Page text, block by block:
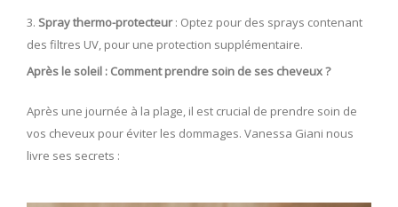
Spray thermo-protecteur: Optez pour des sprays contenant
des filtres UV, pour une protection supplémentaire.
Après le soleil : Comment prendre soin de ses cheveux ?
Après une journée à la plage, il est crucial de prendre soin de
vos cheveux pour éviter les dommages. Vanessa Giani nous
livre ses secrets :